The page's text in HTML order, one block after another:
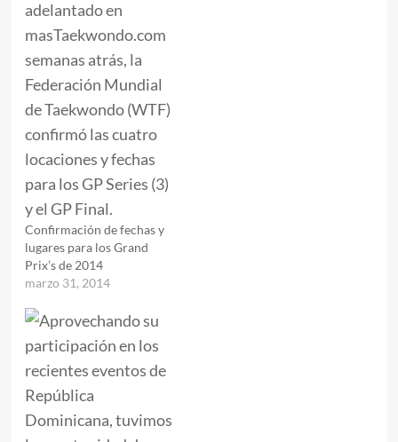
Confirmación de fechas y
lugares para los Grand
Prix’s de 2014
marzo 31, 2014